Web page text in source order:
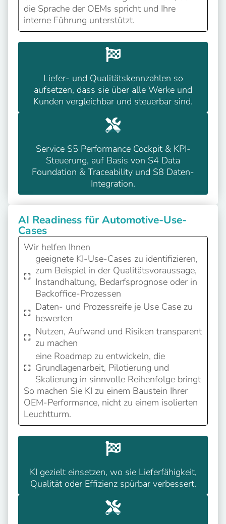
die Sprache der OEMs spricht und Ihre
interne Führung unterstützt.
Liefer- und Qualitätskennzahlen so
aufsetzen, dass sie über alle Werke und
Kunden vergleichbar und steuerbar sind.
Service S5 Performance Cockpit & KPI-
Steuerung, auf Basis von S4 Data
Foundation & Traceability und S8 Daten-
Integration.
AI Readiness für Automotive-Use-
Cases
Wir helfen Ihnen
geeignete KI-Use-Cases zu identifizieren,
zum Beispiel in der Qualitätsvoraussage,
Instandhaltung, Bedarfsprognose oder in
Backoffice-Prozessen
Daten- und Prozessreife je Use Case zu
bewerten
Nutzen, Aufwand und Risiken transparent
zu machen
eine Roadmap zu entwickeln, die
Grundlagenarbeit, Pilotierung und
Skalierung in sinnvolle Reihenfolge bringt
So machen Sie KI zu einem Baustein Ihrer
OEM-Performance, nicht zu einem isolierten
Leuchtturm.
KI gezielt einsetzen, wo sie Lieferfähigkeit,
Qualität oder Effizienz spürbar verbessert.